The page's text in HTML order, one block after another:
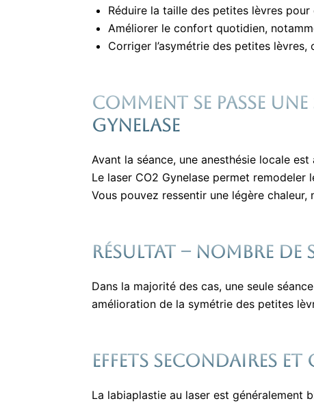
Réduire la taille des petites lèvres
Améliorer le confort quotidien,
Corriger l’asymétrie des petites
Comment se passe
Gynelase
Avant la séance, une anesthésie locale
Le laser CO2 Gynelase permet
Vous pouvez ressentir une légère
Résultat – nombre de
Dans la majorité des cas, une seule
amélioration de la symétrie des petites
Effets secondaires ET
La labiaplastie au laser est généralement